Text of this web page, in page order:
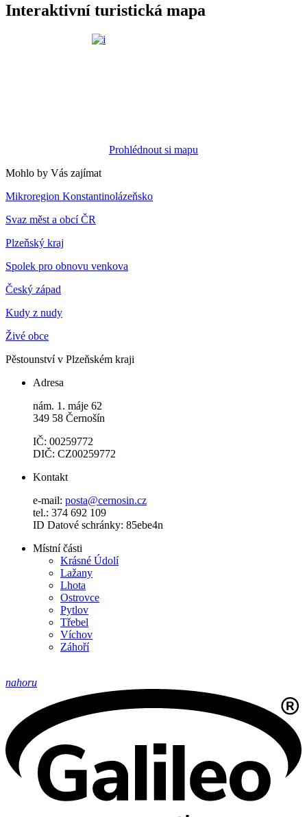
Interaktivní turistická mapa
Prohlédnout si mapu
Mohlo by Vás zajímat
Mikroregion Konstantinolázeňsko
Svaz měst a obcí ČR
Plzeňský kraj
Spolek pro obnovu venkova
Český západ
Kudy z nudy
Živé obce
Pěstounství v Plzeňském kraji
Adresa
nám. 1. máje 62
349 58 Černošín
IČ: 00259772
DIČ: CZ00259772
Kontakt
e-mail: posta@cernosin.cz
tel.: 374 692 109
ID Datové schránky: 85ebe4n
Místní části
Krásné Údolí
Lažany
Lhota
Ostrovce
Pytlov
Třebel
Víchov
Záhoří
nahoru